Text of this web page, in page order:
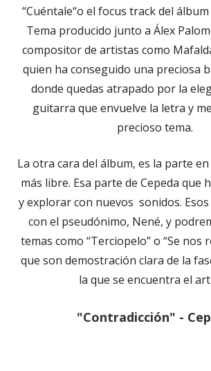
“Cuéntale“o el focus track del
Tema producido junto a Álex
compositor de artistas como
quien ha conseguido una preciosa
donde quedas atrapado por la
guitarra que envuelve la letra y
precioso tema.
La otra cara del álbum, es la parte
más libre. Esa parte de Cepeda que
y explorar con nuevos sonidos.
con el pseudónimo, Nené, y
temas como “Terciopelo” o “Se nos
que son demostración clara de la
la que se encuentra el
"Contradicción" -